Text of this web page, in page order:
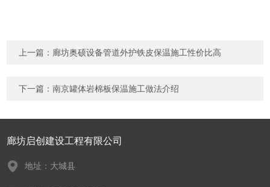
上一篇： 廊坊奥硕设备管道外护铁皮保温施工性价比高
下一篇：南京罐体岩棉板保温施工做法介绍
廊坊启创建设工程有限公司
地址：大城县